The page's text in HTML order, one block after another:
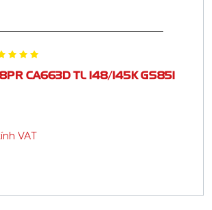
CA663D TL 148/145K GS851
VAT